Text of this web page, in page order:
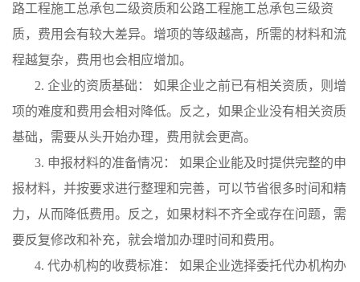
路工程施工总承包二级资质和公路工程施工总承包三级资
质，费用会有较大差异。增项的等级越高，所需的材料和流
程越复杂，费用也会相应增加。
2. 企业的资质基础： 如果企业之前已有相关资质，则增
项的难度和费用会相对降低。反之，如果企业没有相关资质
基础，需要从头开始办理，费用就会更高。
3. 申报材料的准备情况： 如果企业能及时提供完整的申
报材料，并按要求进行整理和完善，可以节省很多时间和精
力，从而降低费用。反之，如果材料不齐全或存在问题，需
要反复修改和补充，就会增加办理时间和费用。
4. 代办机构的收费标准： 如果企业选择委托代办机构办